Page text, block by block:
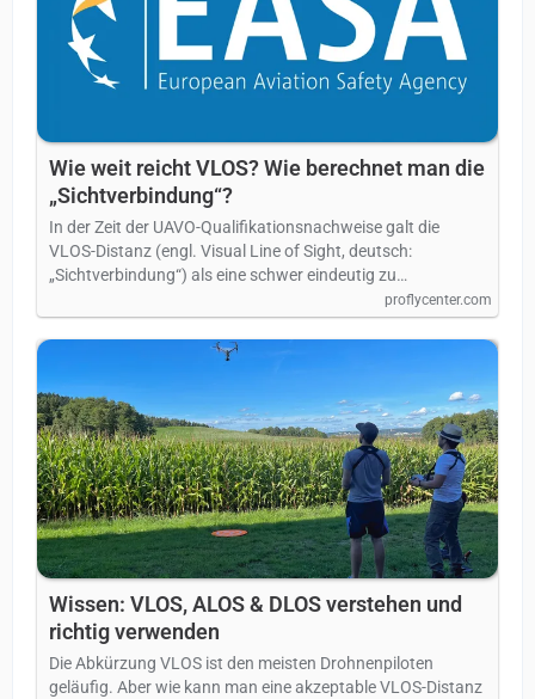
Wie weit reicht VLOS? Wie berechnet man die
„Sichtverbindung“?
In der Zeit der UAVO-Qualifikationsnachweise galt die
VLOS-Distanz (engl. Visual Line of Sight, deutsch:
„Sichtverbindung“) als eine schwer eindeutig zu…
proflycenter.com
Wissen: VLOS, ALOS & DLOS verstehen und
richtig verwenden
Die Abkürzung VLOS ist den meisten Drohnenpiloten
geläufig. Aber wie kann man eine akzeptable VLOS-Distanz